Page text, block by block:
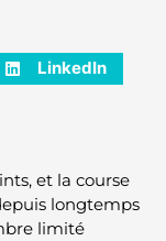
LinkedIn
et la course
longtemps
limité